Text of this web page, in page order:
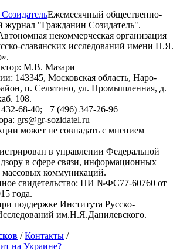
Ежемесячный общественно-
журнал "Гражданин Созидатель".
некоммерческая организация
славянских исследований имени Н.Я.
М.В. Мазари
143345, Московская область, Наро-
п. Селятино, ул. Промышленная, д.
108.
68-40; +7 (496) 347-26-96
grs@gr-sozidatel.ru
может не совпадать с мнением
в управлении Федеральной
в сфере связи, информационных
массовых коммуникаций.
свидетельство: ПИ №ФС77-60760 от
года.
поддержке Института Русско-
им.Н.Я.Данилевского.
/Контакты /
на Украине?